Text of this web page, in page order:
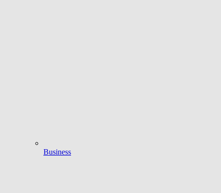
Business